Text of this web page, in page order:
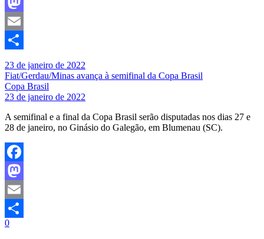
Mastodon
Email
23 de janeiro de 2022
Fiat/Gerdau/Minas avança à semifinal da Copa Brasil
Copa Brasil
23 de janeiro de 2022
A semifinal e a final da Copa Brasil serão disputadas nos dias 27 e
28 de janeiro, no Ginásio do Galegão, em Blumenau (SC).
Facebook
Mastodon
Email
Share
0